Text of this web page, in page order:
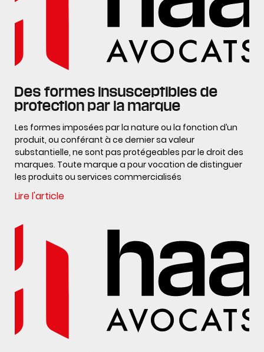
Des formes insusceptibles de
protection par la marque
Les formes imposées par la nature ou la fonction d’un
produit, ou conférant à ce dernier sa valeur
substantielle, ne sont pas protégeables par le droit des
marques. Toute marque a pour vocation de distinguer
les produits ou services commercialisés
Lire l'article